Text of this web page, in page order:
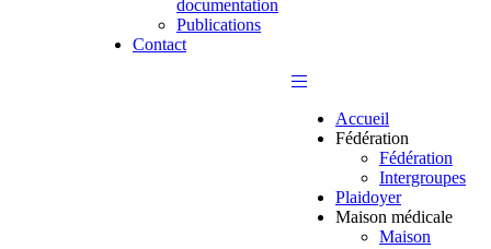
documentation
Publications
Contact
Accueil
Fédération
Fédération
Intergroupes
Plaidoyer
Maison médicale
Maison